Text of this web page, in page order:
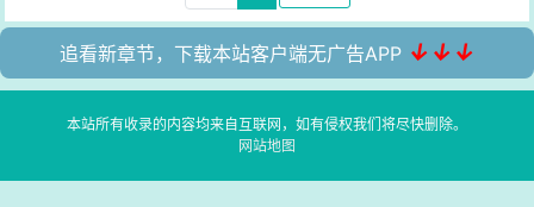
追看新章节，下载本站客户端无广告APP ↓↓↓
本站所有收录的内容均来自互联网，如有侵权我们将尽快删除。
网站地图